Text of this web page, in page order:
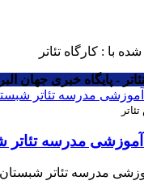
با : کارگاه تئاتر
- پایگاه خبری جهان
آموزشی مدرسه تئاتر
مدرسه تئاتر شبستان